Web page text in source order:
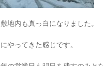
地内も真っ白になりました。
やってきた感じです。